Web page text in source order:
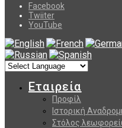
Facebook
Twiiter
YouTube
Εταιρεία
Προφίλ
Ιστορική
Στόλος